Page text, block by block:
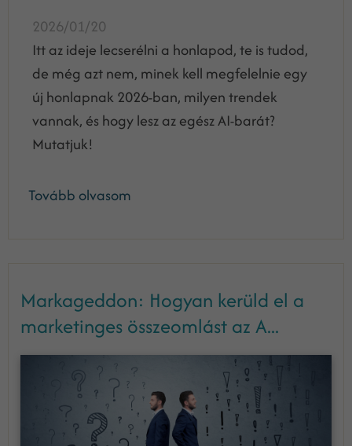
2026/01/20
Itt az ideje lecserélni a honlapod, te is tudod,
de még azt nem, minek kell megfelelnie egy
új honlapnak 2026-ban, milyen trendek
vannak, és hogy lesz az egész AI-barát?
Mutatjuk!
Tovább olvasom
Markageddon: Hogyan kerüld el a
marketinges összeomlást az A...